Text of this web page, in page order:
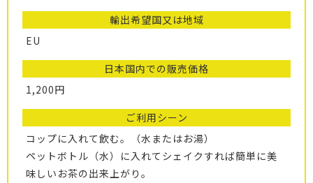
輸出希望国又は地域
EU
日本国内での販売価格
1,200円
ご利用シーン
コップに入れて飲む。（水またはお湯）
ペットボトル（水）に入れてシェイクすれば簡単に美
味しいお茶の出来上がり。